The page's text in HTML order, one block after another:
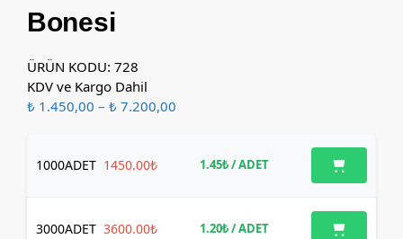
Bonesi
ÜRÜN KODU: 728
KDV ve Kargo Dahil
₺ 1.450,00 – ₺ 7.200,00
1000ADET 1450.00₺ 1.45₺/ ADET
3000ADET 3600.00₺ 1.20₺/ ADET